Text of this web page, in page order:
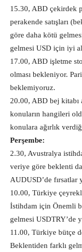
15.30, ABD çekirdek
perakende satışları
göre daha kötü
gelmesi USD için iyi
17.00, ABD işletme
olması bekleniyor.
beklemiyoruz.
20.00, ABD bej kitabı
konuların hangileri
konulara ağırlık
Perşembe:
2.30, Avustralya
veriye göre beklenti
AUDUSD’de
10.00, Türkiye
İstihdam için Önemli
gelmesi USDTRY’de
11.00, Türkiye bütçe
Beklentiden farklı